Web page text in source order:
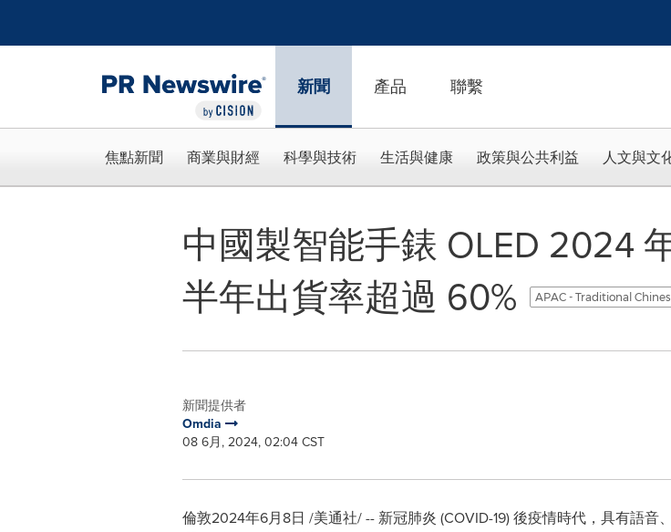
新聞 產品 聯繫
焦點新聞 商業與財經 科學與技術 生活與健康 政策與公共利益 人文與文
中國製智能手錶 OLED 2024
半年出貨率超過 60%
APAC - Traditional
新聞提供者
Omdia
08 6月, 2024, 02:04 CST
倫敦2024年6月8日 /美通社/ -- 新冠肺炎 (COVID-19) 後疫情時代，具有語